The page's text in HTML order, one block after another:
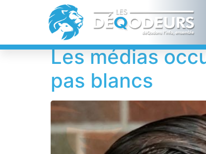
Étiquette :
Les médias
pas blancs